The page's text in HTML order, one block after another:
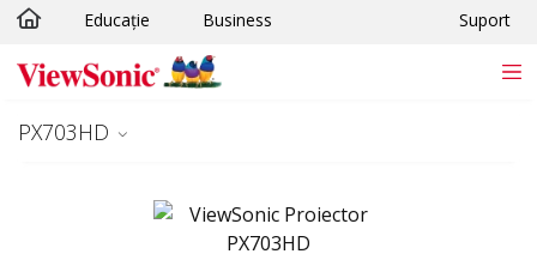
Sari la conținutul principal
Educație Business Suport
PX703HD